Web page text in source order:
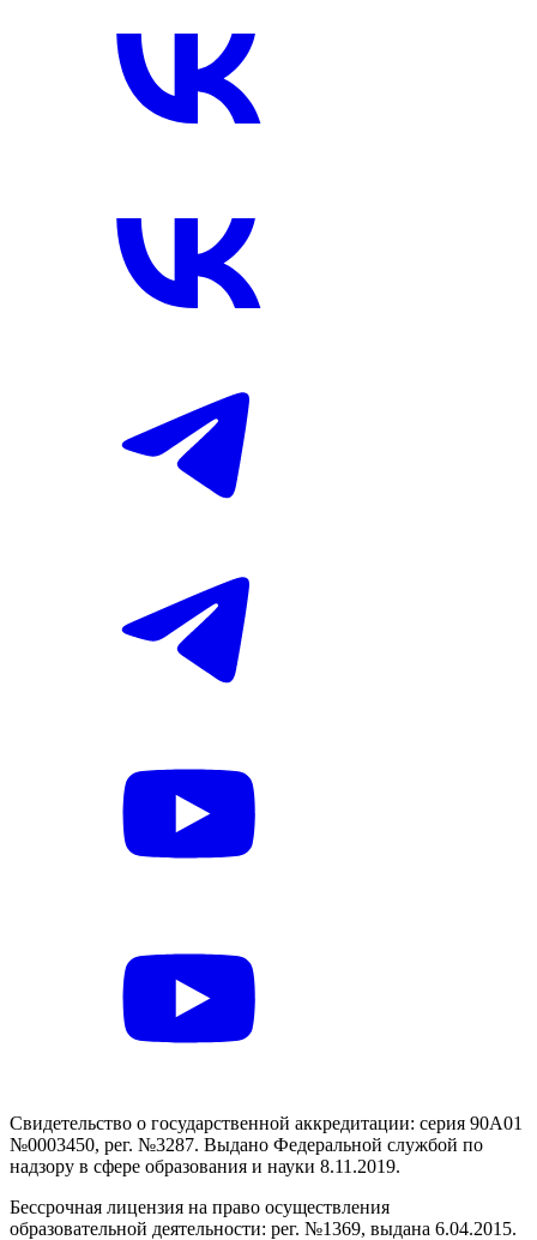
Свидетельство о государственной аккредитации: серия 90А01
№0003450, рег. №3287. Выдано Федеральной службой по
надзору в сфере образования и науки 8.11.2019.
Бессрочная лицензия на право осуществления
образовательной деятельности: рег. №1369, выдана 6.04.2015.